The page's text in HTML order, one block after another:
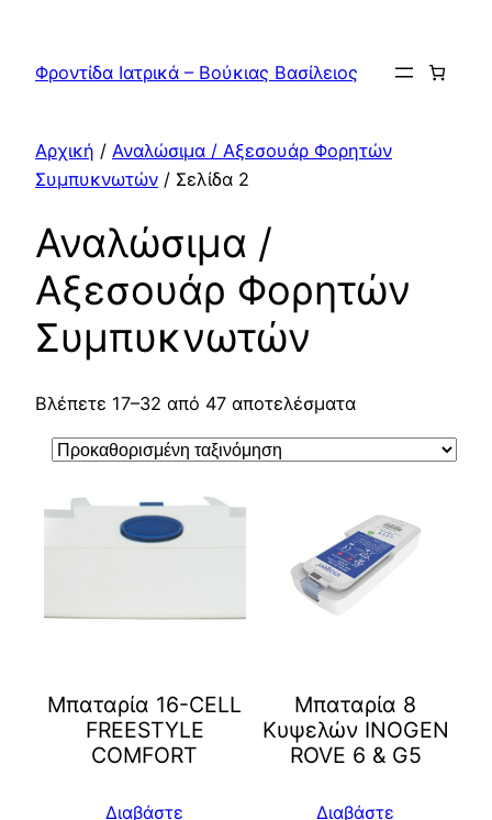
περιεχόμενο
Φροντίδα Ιατρικά – Βούκιας Βασίλειος
Αρχική / Αναλώσιμα / Αξεσουάρ Φορητών
Συμπυκνωτών / Σελίδα 2
Αναλώσιμα /
Αξεσουάρ Φορητών
Συμπυκνωτών
Βλέπετε 17–32 από 47 αποτελέσματα
Μπαταρία 16-CELL
FREESTYLE
COMFORT
Διαβάστε
Μπαταρία 8
Κυψελών INOGEN
ROVE 6 & G5
Διαβάστε